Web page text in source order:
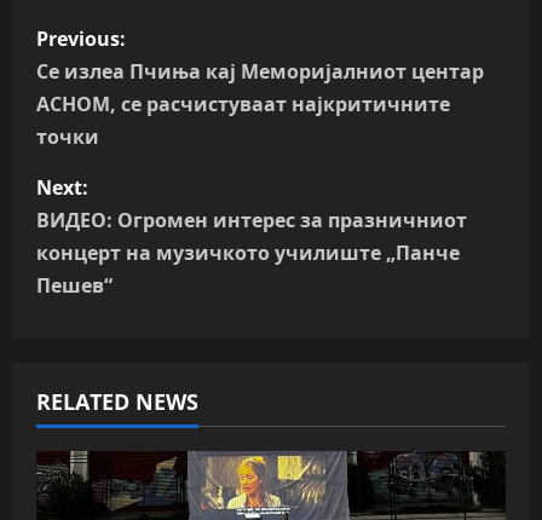
P
o
s
t
n
a
i
g
a
Previous:
Се излеа Пчиња кај Меморијалниот центар
АСНОМ, се расчистуваат најкритичните
точки
Next:
ВИДЕО: Огромен интерес за празничниот
концерт на музичкото училиште „Панче
Пешев“
RELATED NEWS